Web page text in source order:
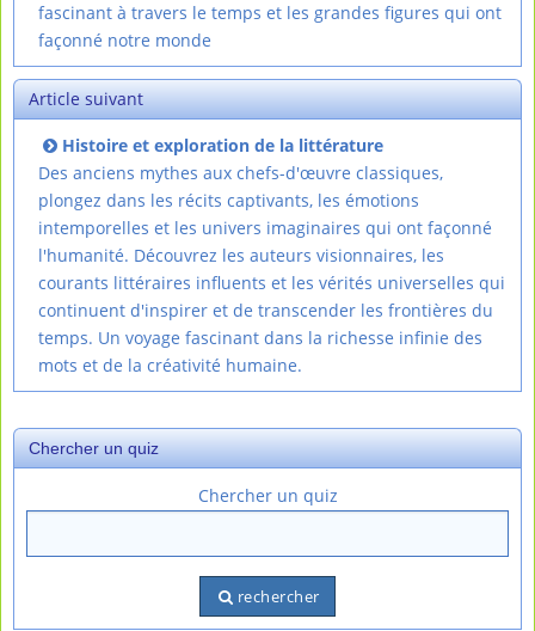
fascinant à travers le temps et les grandes figures qui ont
façonné notre monde
Article suivant
Histoire et exploration de la littérature
Des anciens mythes aux chefs-d'œuvre classiques,
plongez dans les récits captivants, les émotions
intemporelles et les univers imaginaires qui ont façonné
l'humanité. Découvrez les auteurs visionnaires, les
courants littéraires influents et les vérités universelles qui
continuent d'inspirer et de transcender les frontières du
temps. Un voyage fascinant dans la richesse infinie des
mots et de la créativité humaine.
Chercher un quiz
Chercher un quiz
rechercher